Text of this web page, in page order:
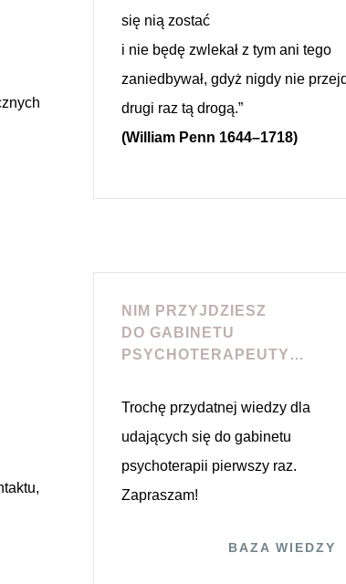
się nią zostać
i nie będę zwlekał z tym ani tego
zaniedbywał, gdyż nigdy nie
drugi raz tą drogą.”
(William Penn 1644–1718)
NIM PRZYJDZIESZ
DO GABINETU
PSYCHOTERAPEUTY…
Trochę przydatnej wiedzy dla
udających się do gabinetu
psychoterapii pierwszy raz.
Zapraszam!
BAZA WIEDZY